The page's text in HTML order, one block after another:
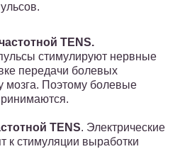
TENS.
стимулируют нервные
передачи болевых
мозга. Поэтому болевые
TENS. Электрические
к стимуляции выработки